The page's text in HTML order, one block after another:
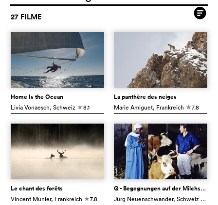
27 FILME
Home Is the Ocean
Livia Vonaesch, Schweiz c8.1
La panthère des neiges
Marie Amiguet, Frankreich c7.8
Le chant des forêts
Vincent Munier, Frankreich c7.8
Q - Begegnungen auf der Milchstrasse
Jürg Neuenschwander, Schweiz